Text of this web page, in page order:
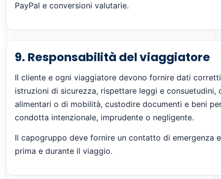
PayPal e conversioni valutarie.
9. Responsabilità del viaggiatore
Il cliente e ogni viaggiatore devono fornire dati
istruzioni di sicurezza, rispettare leggi e consuetudini,
alimentari o di mobilità, custodire documenti e beni
condotta intenzionale, imprudente o negligente.
Il capogruppo deve fornire un contatto di emergenza
prima e durante il viaggio.